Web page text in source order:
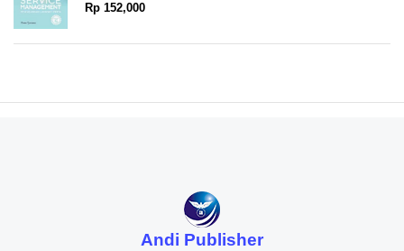
Rp 152,000
Andi Publisher